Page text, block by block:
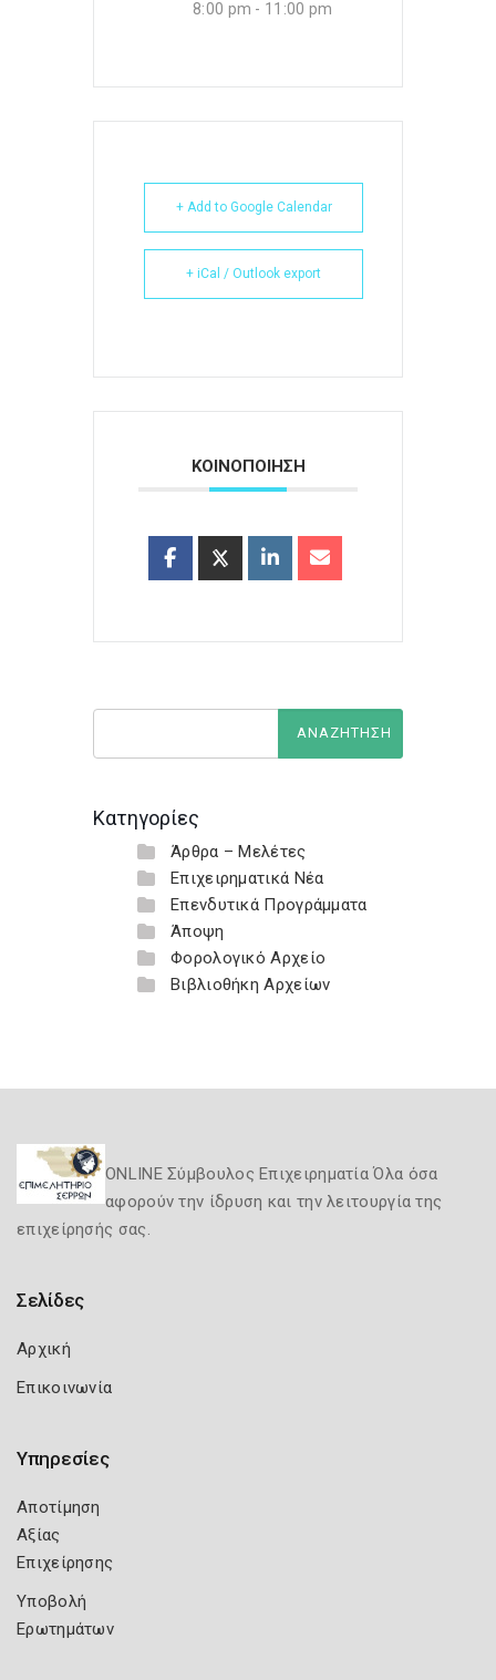
8:00 pm - 11:00 pm
+ Add to Google Calendar
+ iCal / Outlook export
ΚΟΙΝΟΠΟΙΗΣΗ
Κατηγορίες
Άρθρα – Μελέτες
Επιχειρηματικά Νέα
Επενδυτικά Προγράμματα
Άποψη
Φορολογικό Αρχείο
Βιβλιοθήκη Αρχείων
ONLINE Σύμβουλος Επιχειρηματία Όλα όσα
αφορούν την ίδρυση και την λειτουργία της
επιχείρησής σας.
Σελίδες
Αρχική
Επικοινωνία
Υπηρεσίες
Αποτίμηση
Αξίας
Επιχείρησης
Υποβολή
Ερωτημάτων